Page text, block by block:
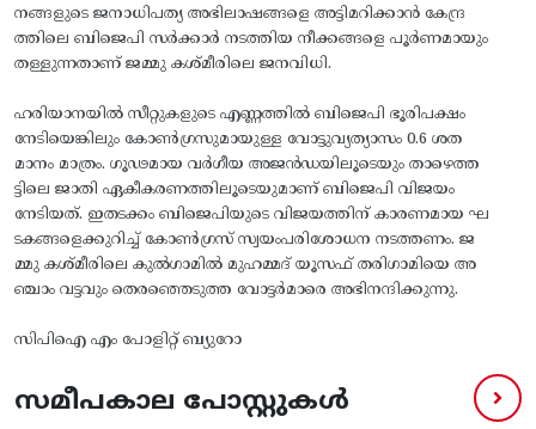
നങ്ങളുടെ ജനാധിപത്യ അഭിലാഷങ്ങളെ അട്ടിമറിക്കാൻ കേന്ദ്ര
ത്തിലെ ബിജെപി സർക്കാർ നടത്തിയ നീക്കങ്ങളെ പൂർണമായും
തള്ളുന്നതാണ്‌ ജമ്മു കശ്‌മീരിലെ ജനവിധി.
ഹരിയാനയിൽ സീറ്റുകളുടെ എണ്ണത്തിൽ ബിജെപി ഭൂരിപക്ഷം
നേടിയെങ്കിലും കോൺഗ്രസുമായുള്ള വോട്ടുവ്യത്യാസം 0.6 ശത
മാനം മാത്രം. ഗൂഢമായ വർഗീയ അജൻഡയിലൂടെയും താഴെത്ത
ട്ടിലെ ജാതി ഏകീകരണത്തിലൂടെയുമാണ്‌ ബിജെപി വിജയം
നേടിയത്‌. ഇതടക്കം ബിജെപിയുടെ വിജയത്തിന്‌ കാരണമായ ഘ
ടകങ്ങളെക്കുറിച്ച്‌ കോൺഗ്രസ്‌ സ്വയംപരിശോധന നടത്തണം. ജ
മ്മു കശ്‌മീരിലെ കുൽഗാമിൽ മുഹമ്മദ്‌ യൂസഫ്‌ തരിഗാമിയെ അ
ഞ്ചാം വട്ടവും തെരഞ്ഞെടുത്ത വോട്ടർമാരെ അഭിനന്ദിക്കുന്നു.
സിപിഐ എം പോളിറ്റ് ബ്യുറോ
സമീപകാല പോസ്റ്റുകൾ